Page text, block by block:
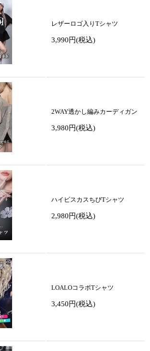
レザーロゴ入りTシャツ
3,990円(税込)
2WAY透かし編みカーディガン
3,980円(税込)
ハイビスカスちびTシャツ
2,980円(税込)
LOALOコラボTシャツ
3,450円(税込)